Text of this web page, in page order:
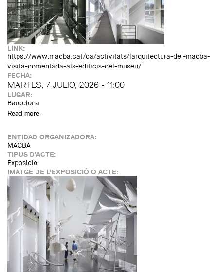
LINK:
https://www.macba.cat/ca/activitats/larquitectura-del-macba-
visita-comentada-als-edificis-del-museu/
FECHA:
MARTES, 7 JULIO, 2026 - 11:00
LUGAR:
Barcelona
Read more
ENTIDAD ORGANIZADORA:
MACBA
TIPUS D'ACTE:
Exposició
IMATGE DE L'EXPOSICIÓ O ACTE: